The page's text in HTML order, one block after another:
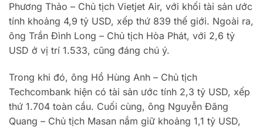
Phương Thảo – Chủ tịch Vietjet Air, với khối tài sản ước
tính khoảng 4,9 tỷ USD, xếp thứ 839 thế giới. Ngoài ra,
ông Trần Đình Long – Chủ tịch Hòa Phát, với 2,6 tỷ
USD ở vị trí 1.533, cũng đáng chú ý.
Trong khi đó, ông Hồ Hùng Anh – Chủ tịch
Techcombank hiện có tài sản ước tính 2,3 tỷ USD, xếp
thứ 1.704 toàn cầu. Cuối cùng, ông Nguyễn Đăng
Quang – Chủ tịch Masan nắm giữ khoảng 1,1 tỷ USD,